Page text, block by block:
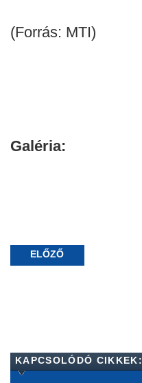
(Forrás: MTI)
Galéria:
ELŐZŐ
KAPCSOLÓDÓ CIKKEK: